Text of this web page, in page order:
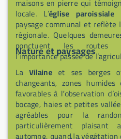
maisons en pierre qui
locale. L’église paroissiale
paysage communal et reflète
régionale. Quelques
ponctuent les routes
l’importance passée de
Nature et paysages
La Vilaineet ses berges
changeants, zones
favorables à l’observation
bocage, haies et petites
agréables pour la
particulièrement
automne, quand la végétation